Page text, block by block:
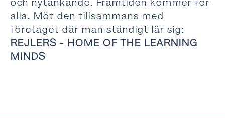
alla. Möt den tillsammans med
företaget där man ständigt lär sig:
REJLERS - HOME OF THE LEARNING
MINDS